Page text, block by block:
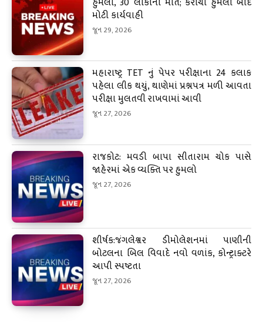
મોટી કાર્યવાહી
જૂન 29, 2026
મહારાષ્ટ્ર TET નું પેપર પરીક્ષાના 24 કલાક
પહેલા લીક થયું, થાણેમાં પ્રશ્નપત્ર મળી આવતા
પરીક્ષા મુલતવી રાખવામાં આવી
જૂન 27, 2026
રાજકોટ: મવડી બાપા સીતારામ ચોક પાસે
જાહેરમાં એક વ્યક્તિ પર હુમલો
જૂન 27, 2026
શીર્ષક:જંગલેશ્વર ડીમોલેશનમાં પાણીની
બોટલના બિલ વિવાદે નવો વળાંક, કોન્ટ્રાક્ટરે
આપી સ્પષ્ટતા
જૂન 27, 2026